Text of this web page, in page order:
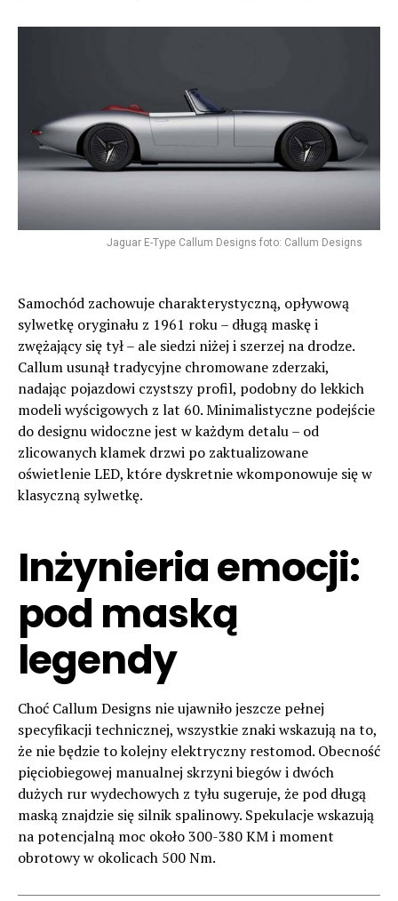
Jaguar E-Type Callum Designs foto: Callum Designs
Samochód zachowuje charakterystyczną, opływową
sylwetkę oryginału z 1961 roku – długą maskę i
zwężający się tył – ale siedzi niżej i szerzej na drodze.
Callum usunął tradycyjne chromowane zderzaki,
nadając pojazdowi czystszy profil, podobny do lekkich
modeli wyścigowych z lat 60. Minimalistyczne podejście
do designu widoczne jest w każdym detalu – od
zlicowanych klamek drzwi po zaktualizowane
oświetlenie LED, które dyskretnie wkomponowuje się w
klasyczną sylwetkę.
Inżynieria emocji:
pod maską
legendy
Choć Callum Designs nie ujawniło jeszcze pełnej
specyfikacji technicznej, wszystkie znaki wskazują na to,
że nie będzie to kolejny elektryczny restomod. Obecność
pięciobiegowej manualnej skrzyni biegów i dwóch
dużych rur wydechowych z tyłu sugeruje, że pod długą
maską znajdzie się silnik spalinowy. Spekulacje wskazują
na potencjalną moc około 300-380 KM i moment
obrotowy w okolicach 500 Nm.